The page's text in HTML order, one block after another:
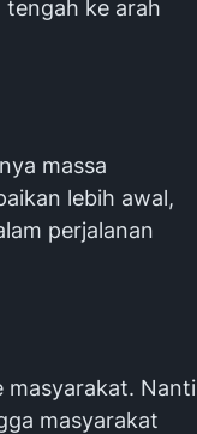
ke arah
massa
lebih awal,
perjalanan
masyarakat. Nanti
masyarakat